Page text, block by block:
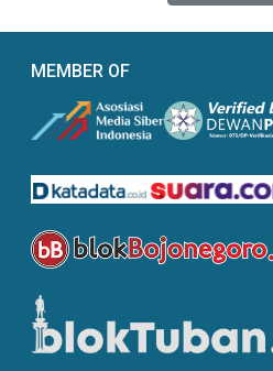
MEMBER OF